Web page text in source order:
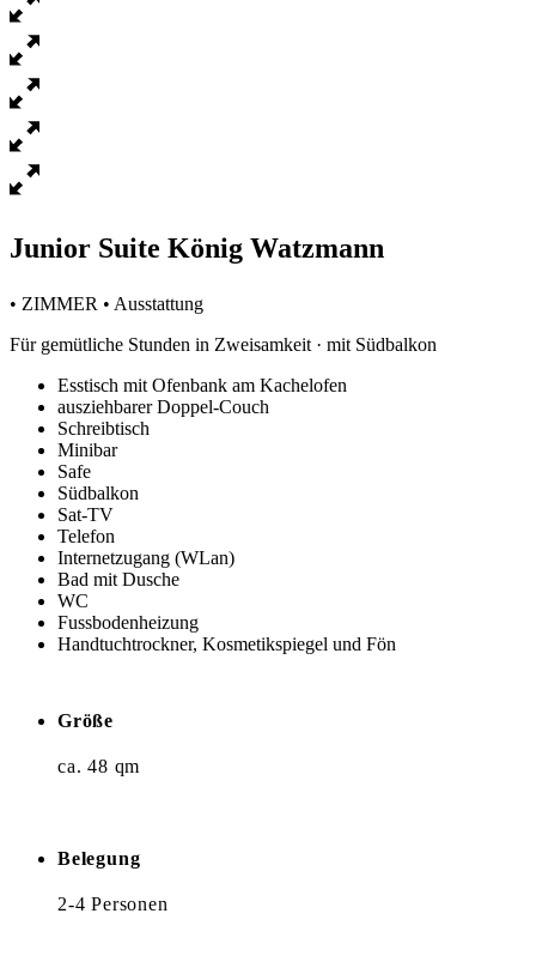
Junior Suite König Watzmann
• ZIMMER • Ausstattung
Für gemütliche Stunden in Zweisamkeit · mit Südbalkon
Esstisch mit Ofenbank am Kachelofen
ausziehbarer Doppel-Couch
Schreibtisch
Minibar
Safe
Südbalkon
Sat-TV
Telefon
Internetzugang (WLan)
Bad mit Dusche
WC
Fussbodenheizung
Handtuchtrockner, Kosmetikspiegel und Fön
Größe
ca. 48 qm
Belegung
2-4 Personen